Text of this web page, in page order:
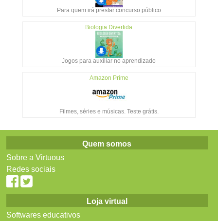
Para quem irá prestar concurso público
Biologia Divertida
Jogos para auxiliar no aprendizado
Amazon Prime
Filmes, séries e músicas. Teste grátis.
Quem somos
Sobre a Virtuous
Redes sociais
Loja virtual
Softwares educativos